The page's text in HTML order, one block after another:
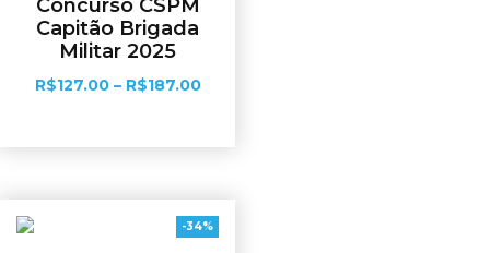
Concurso CSPM
Capitão Brigada
Militar 2025
R$127.00 – R$187.00
-34%